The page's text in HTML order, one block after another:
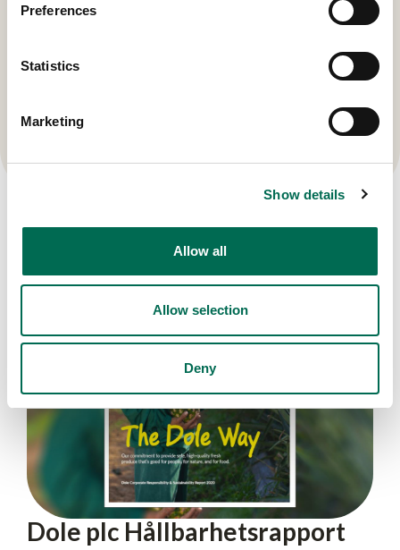
Preferences
Statistics
Marketing
Show details
Allow all
Allow selection
Deny
Dole plc Hållbarhetsrapport
Hållbarhetsrapport 2022
Dole plc Hållbarhetsrapport